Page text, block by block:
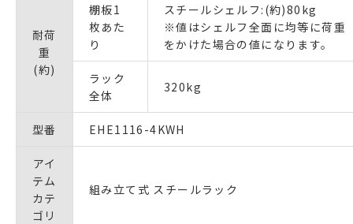
耐荷
重
(約)
棚板1
枚あた
り
スチールシェルフ:(約)80kg
※値はシェルフ全面に均等に荷重
をかけた場合の値になります。
ラック
全体
320kg
型番 EHE1116-4KWH
アイ
テム
カテ
ゴリ
組み立て式 スチールラック